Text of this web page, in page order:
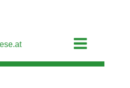
Main
Menu